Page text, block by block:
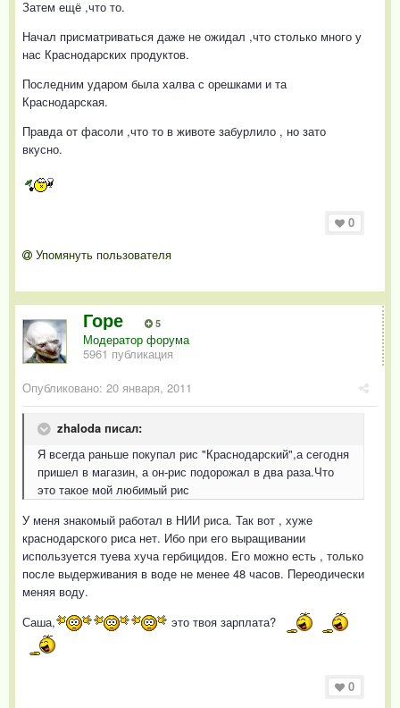
Затем ещё ,что то.
Начал присматриваться даже не ожидал ,что столько много у
нас Краснодарских продуктов.
Последним ударом была халва с орешками и та
Краснодарская.
Правда от фасоли ,что то в животе забурлило , но зато
вкусно.
0
Упомянуть пользователя
Горе 5
Модератор форума
5961 публикация
Опубликовано: 20 января, 2011
zhaloda писал:
Я всегда раньше покупал рис "Краснодарский",а сегодня
пришел в магазин, а он-рис подорожал в два раза.Что
это такое мой любимый рис
У меня знакомый работал в НИИ риса. Так вот , хуже
краснодарского риса нет. Ибо при его выращивании
используется туева хуча гербицидов. Его можно есть , только
после выдерживания в воде не менее 48 часов. Переодически
меняя воду.
Саша, это твоя зарплата?
0